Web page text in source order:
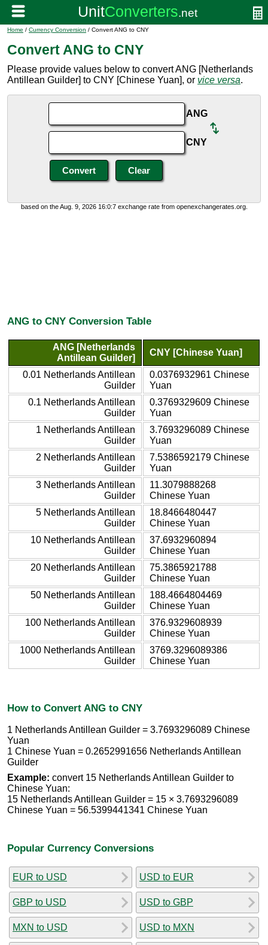
Home / Currency Conversion / Convert ANG to CNY
Convert ANG to CNY
Please provide values below to convert ANG [Netherlands
Antillean Guilder] to CNY [Chinese Yuan], or vice versa.
ANG
CNY
based on the Aug. 9, 2026 16:0:7 exchange rate from openexchangerates.org.
ANG to CNY Conversion Table
ANG [Netherlands
Antillean Guilder]
CNY [Chinese Yuan]
0.01 Netherlands Antillean
Guilder
0.0376932961 Chinese
Yuan
0.1 Netherlands Antillean
Guilder
0.3769329609 Chinese
Yuan
1 Netherlands Antillean
Guilder
3.7693296089 Chinese
Yuan
2 Netherlands Antillean
Guilder
7.5386592179 Chinese
Yuan
3 Netherlands Antillean
Guilder
11.3079888268
Chinese Yuan
5 Netherlands Antillean
Guilder
18.8466480447
Chinese Yuan
10 Netherlands Antillean
Guilder
37.6932960894
Chinese Yuan
20 Netherlands Antillean
Guilder
75.3865921788
Chinese Yuan
50 Netherlands Antillean
Guilder
188.4664804469
Chinese Yuan
100 Netherlands Antillean
Guilder
376.9329608939
Chinese Yuan
1000 Netherlands Antillean
Guilder
3769.3296089386
Chinese Yuan
How to Convert ANG to CNY
1 Netherlands Antillean Guilder = 3.7693296089 Chinese
Yuan
1 Chinese Yuan = 0.2652991656 Netherlands Antillean
Guilder
Example: convert 15 Netherlands Antillean Guilder to
Chinese Yuan:
15 Netherlands Antillean Guilder = 15 × 3.7693296089
Chinese Yuan = 56.5399441341 Chinese Yuan
Popular Currency Conversions
EUR to USD
GBP to USD
MXN to USD
USD to EUR
USD to GBP
USD to MXN